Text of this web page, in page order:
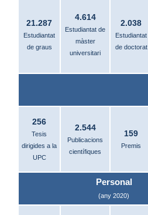
21.287
Estudiantat
de graus
4.614
Estudiantat de
màster
universitari
2.038
Estudiantat
de doctorat
256
Tesis
dirigides a la
UPC
2.544
Publicacions
científiques
159
Premis
Personal
(any 2020)